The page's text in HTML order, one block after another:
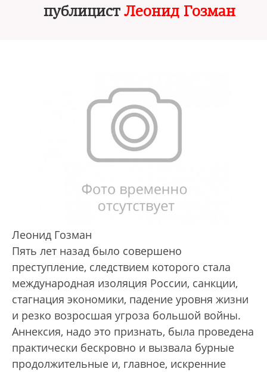
публицист Леонид Гозман
Леонид Гозман
Пять лет назад было совершено
преступление, следствием которого стала
международная изоляция России, санкции,
стагнация экономики, падение уровня жизни
и резко возросшая угроза большой войны.
Аннексия, надо это признать, была проведена
практически бескровно и вызвала бурные
продолжительные и, главное, искренние